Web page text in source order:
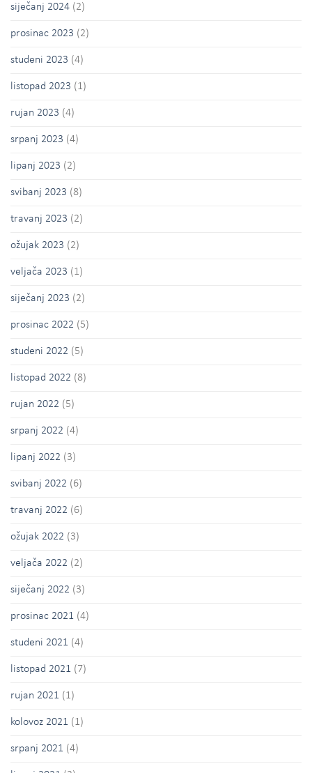
siječanj 2024 (2)
prosinac 2023 (2)
studeni 2023 (4)
listopad 2023 (1)
rujan 2023 (4)
srpanj 2023 (4)
lipanj 2023 (2)
svibanj 2023 (8)
travanj 2023 (2)
ožujak 2023 (2)
veljača 2023 (1)
siječanj 2023 (2)
prosinac 2022 (5)
studeni 2022 (5)
listopad 2022 (8)
rujan 2022 (5)
srpanj 2022 (4)
lipanj 2022 (3)
svibanj 2022 (6)
travanj 2022 (6)
ožujak 2022 (3)
veljača 2022 (2)
siječanj 2022 (3)
prosinac 2021 (4)
studeni 2021 (4)
listopad 2021 (7)
rujan 2021 (1)
kolovoz 2021 (1)
srpanj 2021 (4)